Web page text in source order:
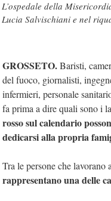
L’ospedale della
Lucia Salvischiani e nel
GROSSETO.Baristi,
del fuoco, giornalisti,
infermieri, personale
fa prima a dire quali sono i
rosso sul calendario
dedicarsi alla propria
Tra le persone che
rappresentano una delle